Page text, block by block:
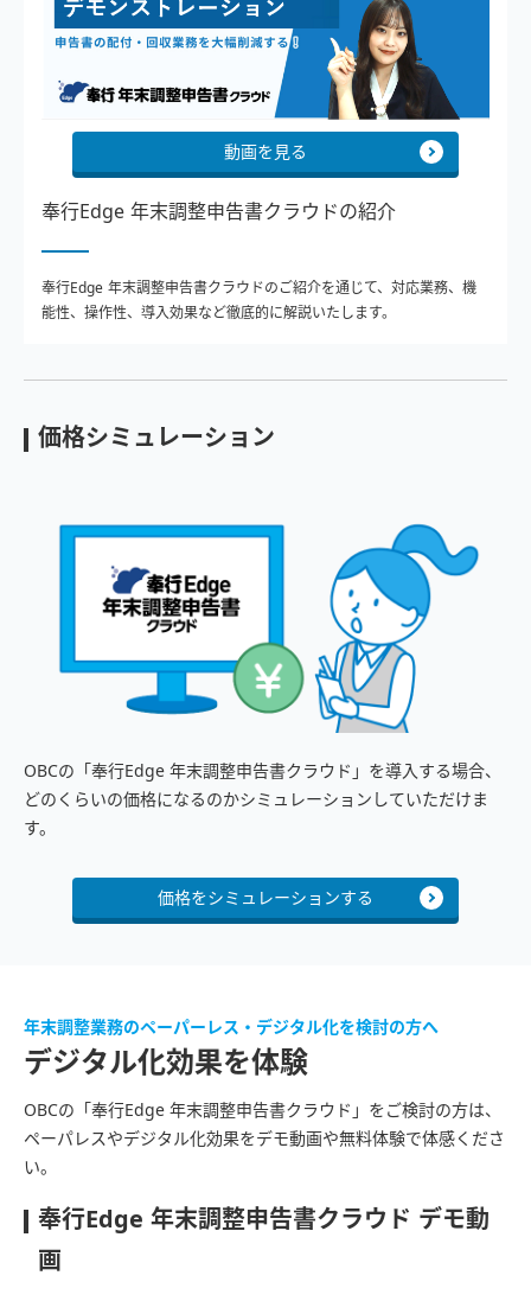
動画を見る
奉行Edge 年末調整申告書クラウドの紹介
奉行Edge 年末調整申告書クラウドのご紹介を通じて、対応業務、機
能性、操作性、導入効果など徹底的に解説いたします。
価格シミュレーション
OBCの「奉行Edge 年末調整申告書クラウド」を導入する場合、
どのくらいの価格になるのかシミュレーションしていただけま
す。
価格をシミュレーションする
年末調整業務のペーパーレス・デジタル化を検討の方へ
デジタル化効果を体験
OBCの「奉行Edge 年末調整申告書クラウド」をご検討の方は、
ペーパレスやデジタル化効果をデモ動画や無料体験で体感くださ
い。
奉行Edge 年末調整申告書クラウド デモ動
画